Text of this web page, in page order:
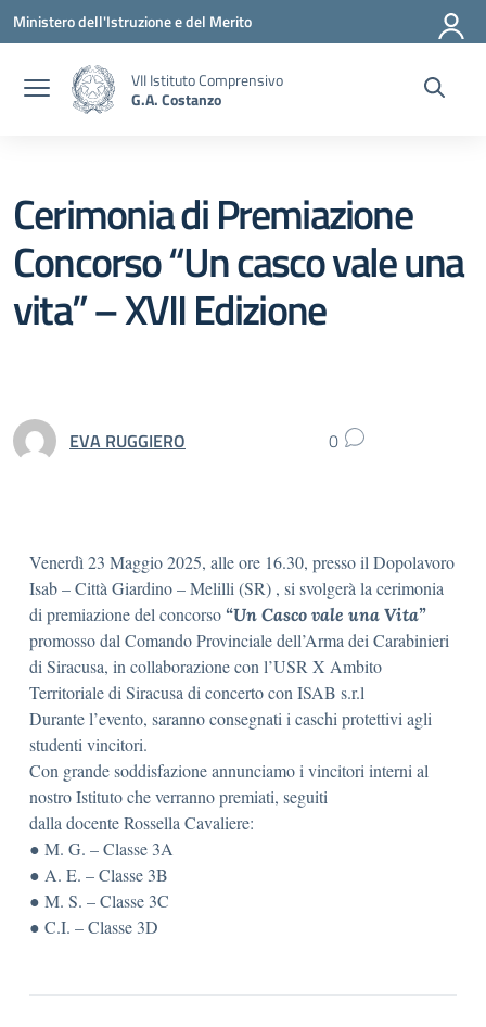
Vai ai contenuti
Vai al menu di navigazione
Vai al footer
Ministero dell'Istruzione e del Merito
VII Istituto Comprensivo
G.A. Costanzo
Cerimonia di Premiazione
Concorso “Un casco vale una
vita” – XVII Edizione
EVA RUGGIERO 0
Venerdì 23 Maggio 2025, alle ore 16.30, presso il Dopolavoro
Isab – Città Giardino – Melilli (SR) , si svolgerà la cerimonia
di premiazione del concorso “Un Casco vale una Vita”
promosso dal Comando Provinciale dell’Arma dei Carabinieri
di Siracusa, in collaborazione con l’USR X Ambito
Territoriale di Siracusa di concerto con ISAB s.r.l
Durante l’evento, saranno consegnati i caschi protettivi agli
studenti vincitori.
Con grande soddisfazione annunciamo i vincitori interni al
nostro Istituto che verranno premiati, seguiti
dalla docente Rossella Cavaliere:
● M. G. – Classe 3A
● A. E. – Classe 3B
● M. S. – Classe 3C
● C.I. – Classe 3D